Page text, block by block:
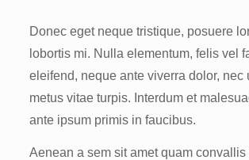
Donec eget neque tristique, posuere
lobortis mi. Nulla elementum, felis vel
eleifend, neque ante viverra dolor, nec
metus vitae turpis. Interdum et
ante ipsum primis in faucibus.
Aenean a sem sit amet quam